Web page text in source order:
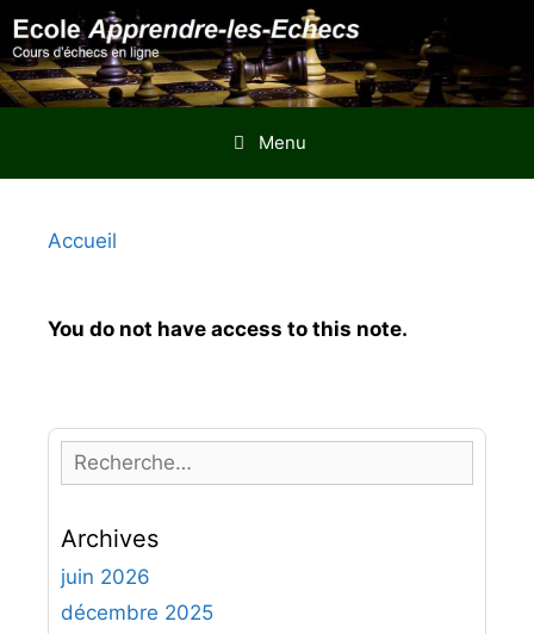
Aller
au
contenu
Menu
Accueil
You do not have access to this note.
e
h
e
r
Archives
juin 2026
décembre 2025